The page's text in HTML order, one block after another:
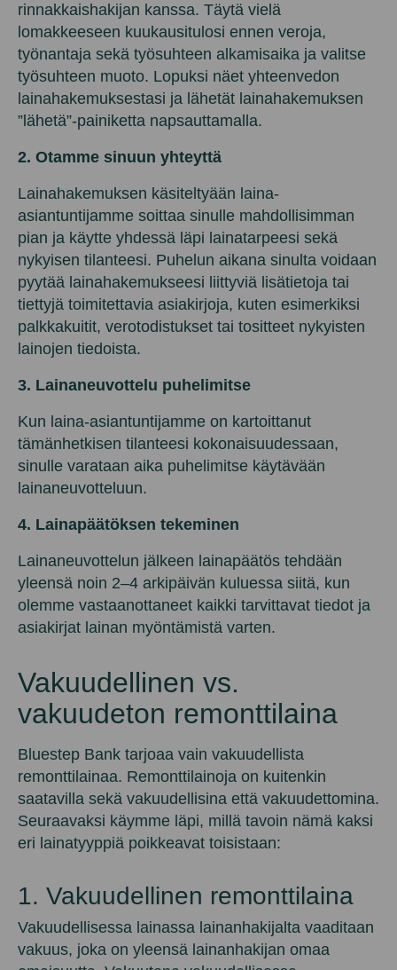
rinnakkaishakijan kanssa. Täytä vielä
lomakkeeseen kuukausitulosi ennen veroja,
työnantaja sekä työsuhteen alkamisaika ja valitse
työsuhteen muoto. Lopuksi näet yhteenvedon
lainahakemuksestasi ja lähetät lainahakemuksen
”lähetä”-painiketta napsauttamalla.
2. Otamme sinuun yhteyttä
Lainahakemuksen käsiteltyään laina-
asiantuntijamme soittaa sinulle mahdollisimman
pian ja käytte yhdessä läpi lainatarpeesi sekä
nykyisen tilanteesi. Puhelun aikana sinulta voidaan
pyytää lainahakemukseesi liittyviä lisätietoja tai
tiettyjä toimitettavia asiakirjoja, kuten esimerkiksi
palkkakuitit, verotodistukset tai tositteet nykyisten
lainojen tiedoista.
3. Lainaneuvottelu puhelimitse
Kun laina-asiantuntijamme on kartoittanut
tämänhetkisen tilanteesi kokonaisuudessaan,
sinulle varataan aika puhelimitse käytävään
lainaneuvotteluun.
4. Lainapäätöksen tekeminen
Lainaneuvottelun jälkeen lainapäätös tehdään
yleensä noin 2–4 arkipäivän kuluessa siitä, kun
olemme vastaanottaneet kaikki tarvittavat tiedot ja
asiakirjat lainan myöntämistä varten.
Vakuudellinen vs.
vakuudeton remonttilaina
Bluestep Bank tarjoaa vain vakuudellista
remonttilainaa. Remonttilainoja on kuitenkin
saatavilla sekä vakuudellisina että vakuudettomina.
Seuraavaksi käymme läpi, millä tavoin nämä kaksi
eri lainatyyppiä poikkeavat toisistaan:
1. Vakuudellinen remonttilaina
Vakuudellisessa lainassa lainanhakijalta vaaditaan
vakuus, joka on yleensä lainanhakijan omaa